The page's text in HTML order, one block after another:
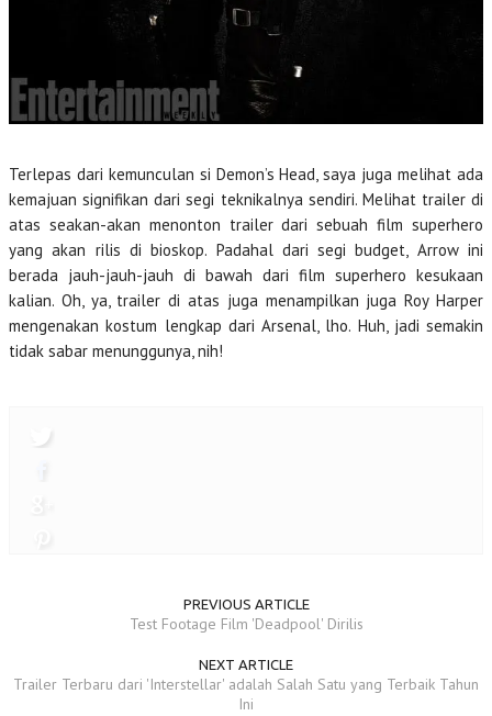
Terlepas dari kemunculan si Demon’s Head, saya juga melihat ada
kemajuan signifikan dari segi teknikalnya sendiri. Melihat trailer di
atas seakan-akan menonton trailer dari sebuah film superhero
yang akan rilis di bioskop. Padahal dari segi budget, Arrow ini
berada jauh-jauh-jauh di bawah dari film superhero kesukaan
kalian. Oh, ya, trailer di atas juga menampilkan juga Roy Harper
mengenakan kostum lengkap dari Arsenal, lho. Huh, jadi semakin
tidak sabar menunggunya, nih!
PREVIOUS ARTICLE
Test Footage Film 'Deadpool' Dirilis
NEXT ARTICLE
Trailer Terbaru dari 'Interstellar' adalah Salah Satu yang Terbaik Tahun
Ini